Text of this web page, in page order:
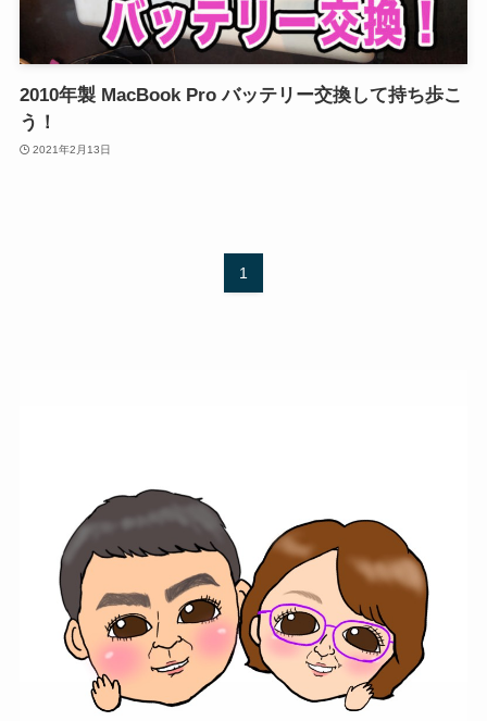
2010年製 MacBook Pro バッテリー交換して持ち歩こ
う！
2021年2月13日
1